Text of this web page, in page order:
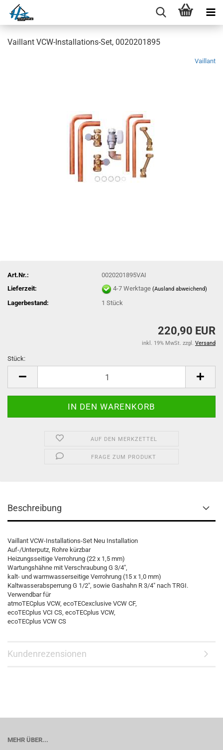
Vaillant VCW-Installations-Set, 0020201895
Vaillant
Art.Nr.:
0020201895VAI
Lieferzeit:
4-7 Werktage(Ausland abweichend)
Lagerbestand: 1Stück
220,90 EUR
inkl. 19% MwSt. zzgl. Versand
Stück:
AUF DEN MERKZETTEL
FRAGE ZUM PRODUKT
Beschreibung
Vaillant VCW-Installations-Set Neu Installation
Auf-/Unterputz, Rohre kürzbar
Heizungsseitige Verrohrung (22 x 1,5 mm)
Wartungshähne mit Verschraubung G 3/4",
kalt- und warmwasserseitige Verrohrung (15 x 1,0 mm)
Kaltwasserabsperrung G 1/2", sowie Gashahn R 3/4" nach TRGI.
Verwendbar für
atmoTECplus VCW, ecoTECexclusive VCW CF,
ecoTECplus VCI CS, ecoTECplus VCW,
ecoTECplus VCW CS
Kundenrezensionen
MEHR ÜBER...